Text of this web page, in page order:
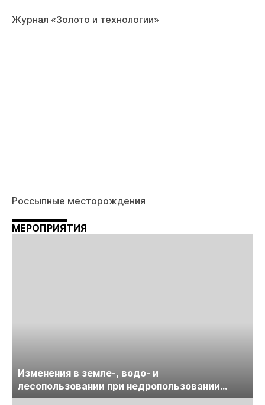
Журнал «Золото и технологии»
Россыпные месторождения
МЕРОПРИЯТИЯ
Изменения в земле-, водо- и
лесопользовании при недропользовании
обсудят на семинаре «ПравоТЭК»